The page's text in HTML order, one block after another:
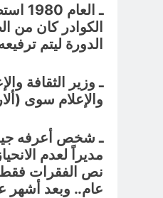
ـ
الكوادر كان من
الدورة ليتم
ـ وزير الثقافة
والإعلام سوى
ـ شخص أعرفه
مديراً لعدم
نص الفقرات
عام.. وبعد أشهر